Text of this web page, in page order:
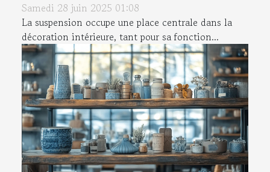
Samedi 28 juin 2025 01:08
La suspension occupe une place centrale dans la
décoration intérieure, tant pour sa fonction...